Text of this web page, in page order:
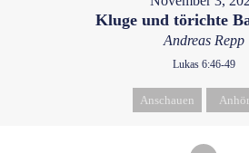
Kluge und törichte
Andreas Repp
Lukas 6:46-49
Anschauen